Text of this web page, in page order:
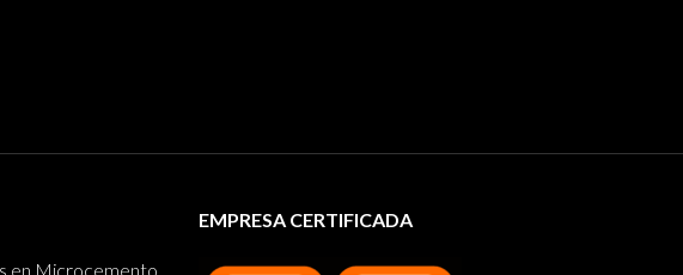
en Microcemento
EMPRESA CERTIFICADA